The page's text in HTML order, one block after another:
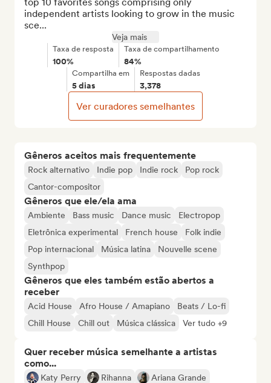
Gêneros aceitos mais frequentemente
Rock alternativo Indie pop Indie rock
Pop rock
Cantor-compositor
Gêneros que ele/ela ama
Ambiente Bass music Dance music
Electropop
Eletrônica experimental
French house
Folk indie
Pop internacional
Música latina
Nouvelle scene
Synthpop
Gêneros que eles também estão abertos a
receber
Acid House Afro House / Amapiano
Beats / Lo-fi
Chill House
Chill out Música clássica Ver tudo +9
Quer receber música semelhante a artistas
como...
Katy Perry Rihanna
Ariana Grande
independent artists looking to grow in the music
sce...
Veja mais
Taxa de resposta
100%
Taxa de compartilhamento
84%
Compartilha em
5 dias
Respostas dadas
3,378
Ver curadores semelhantes